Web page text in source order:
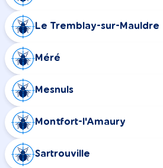
Le Tremblay-sur-Mauldre
Méré
Mesnuls
Montfort-l'Amaury
Sartrouville